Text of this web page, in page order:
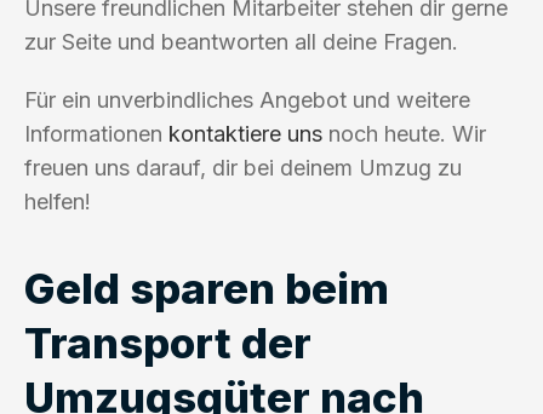
Unsere freundlichen Mitarbeiter stehen dir gerne
zur Seite und beantworten all deine Fragen.
Für ein unverbindliches Angebot und weitere
Informationen kontaktiere uns noch heute. Wir
freuen uns darauf, dir bei deinem Umzug zu
helfen!
Geld sparen beim
Transport der
Umzugsgüter nach